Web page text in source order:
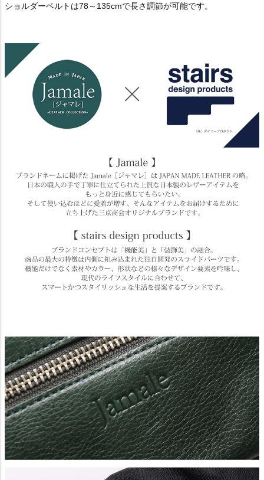
ショルダーベルトは78～135cmで長さ調節が可能です。